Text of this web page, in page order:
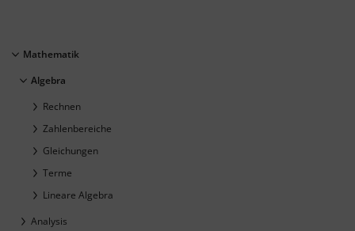
Mathematik
Algebra
Rechnen
Zahlenbereiche
Gleichungen
Terme
Lineare Algebra
Analysis